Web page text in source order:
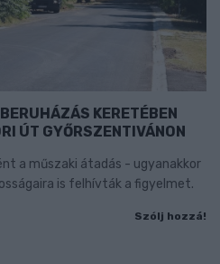
KERETÉBEN
ÚT GYŐRSZENTIVÁNON
a műszaki átadás - ugyanakkor
is felhívták a figyelmet.
Szólj hozzá!